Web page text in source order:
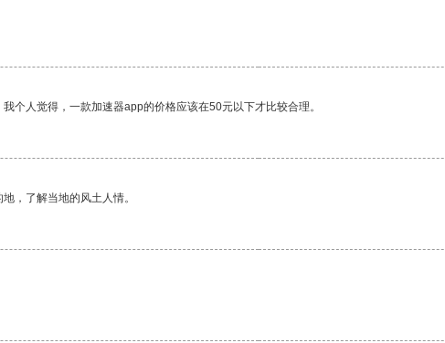
个人觉得，一款加速器app的价格应该在50元以下才比较合理。
，了解当地的风土人情。